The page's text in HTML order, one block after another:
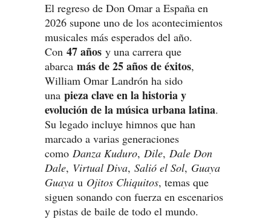
El regreso de Don Omar a España en
2026 supone uno de los acontecimientos
musicales más esperados del año.
Con 47 años y una carrera que
abarca más de 25 años de éxitos,
William Omar Landrón ha sido
una pieza clave en la historia y
evolución de la música urbana latina.
Su legado incluye himnos que han
marcado a varias generaciones
como Danza Kuduro, Dile, Dale Don
Dale, Virtual Diva, Salió el Sol, Guaya
Guaya u Ojitos Chiquitos, temas que
siguen sonando con fuerza en escenarios
y pistas de baile de todo el mundo.